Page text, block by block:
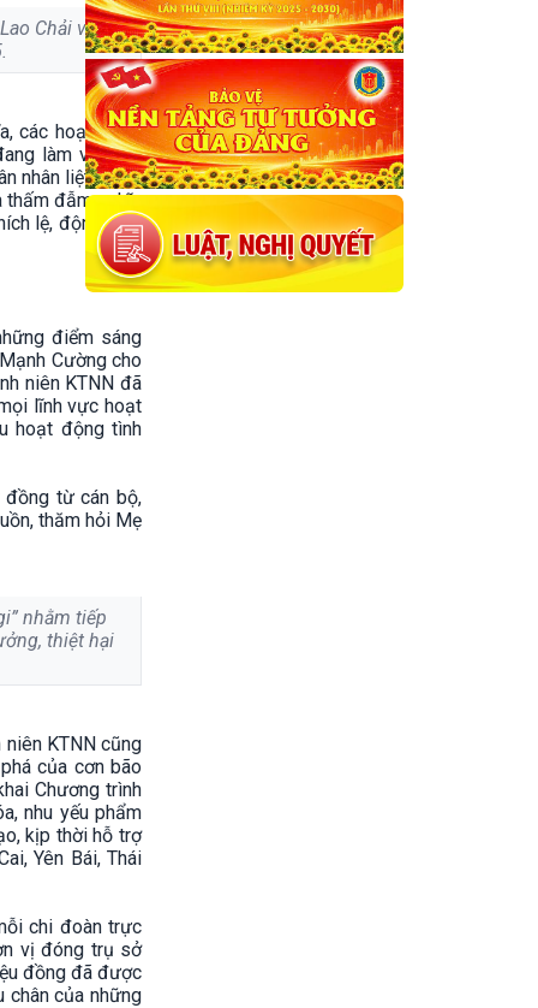
Chải và hộ
các hoạt động
làm việc tại
nhân liệt sỹ tại
thấm đẫm nghĩa
lệ, động viên
điểm sáng
Cường cho
niên KTNN đã
lĩnh vực hoạt
hoạt động tình
đồng từ cán bộ,
thăm hỏi Mẹ
nhằm tiếp
thiệt hại
niên KTNN cũng
của cơn bão
Chương trình
nhu yếu phẩm
kịp thời hỗ trợ
Yên Bái, Thái
chi đoàn trực
vị đóng trụ sở
đồng đã được
chân của những